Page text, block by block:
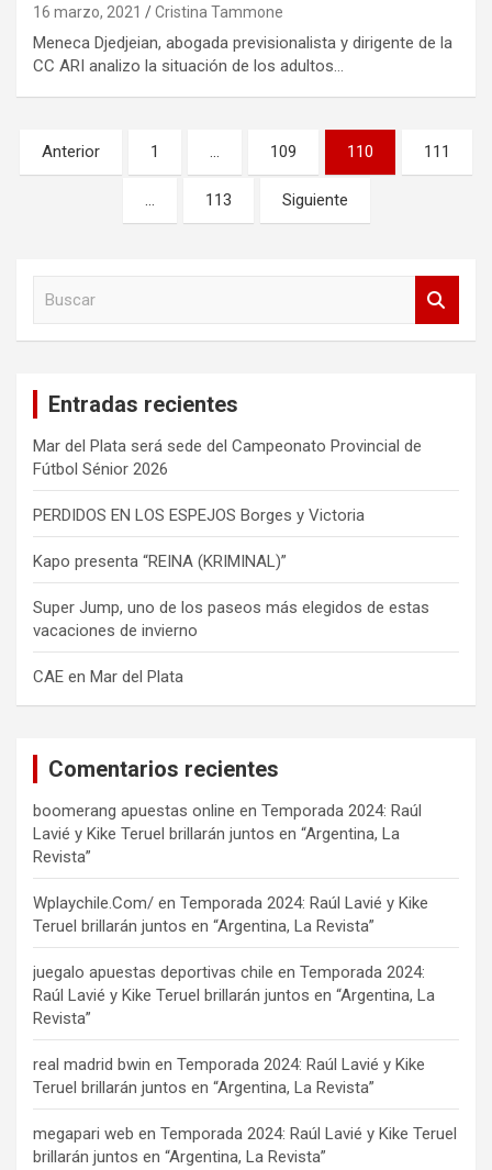
16 marzo, 2021 Cristina Tammone
Meneca Djedjeian, abogada previsionalista y dirigente de la
CC ARI analizo la situación de los adultos…
Paginación
de
entradas
Anterior 1 … 109 110 111
… 113 Siguiente
Entradas recientes
Mar del Plata será sede del Campeonato Provincial de
Fútbol Sénior 2026
PERDIDOS EN LOS ESPEJOS Borges y Victoria
Kapo presenta “REINA (KRIMINAL)”
Super Jump, uno de los paseos más elegidos de estas
vacaciones de invierno
CAE en Mar del Plata
Comentarios recientes
boomerang apuestas online en Temporada 2024: Raúl
Lavié y Kike Teruel brillarán juntos en “Argentina, La
Revista”
Wplaychile.Com/ en Temporada 2024: Raúl Lavié y Kike
Teruel brillarán juntos en “Argentina, La Revista”
juegalo apuestas deportivas chile en Temporada 2024:
Raúl Lavié y Kike Teruel brillarán juntos en “Argentina, La
Revista”
real madrid bwin en Temporada 2024: Raúl Lavié y Kike
Teruel brillarán juntos en “Argentina, La Revista”
megapari web en Temporada 2024: Raúl Lavié y Kike Teruel
brillarán juntos en “Argentina, La Revista”